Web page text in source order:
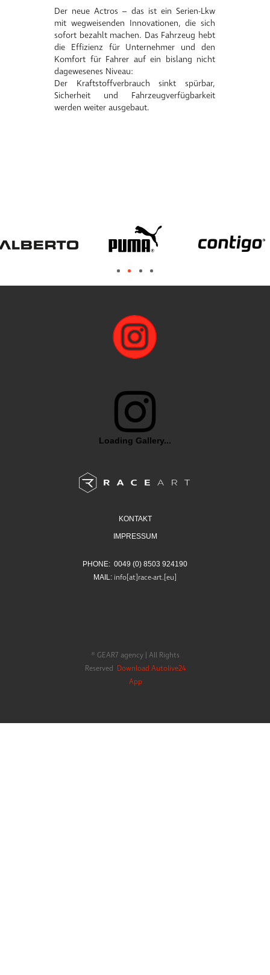
Der neue Actros – das ist ein Serien-Lkw
mit wegweisenden Innovationen, die sich
sofort bezahlt machen. Das Fahrzeug hebt
die Effizienz für Unternehmer und den
Komfort für Fahrer auf ein bislang nicht
dagewesenes Niveau:
Der Kraftstoffverbrauch sinkt spürbar,
Sicherheit und Fahrzeugverfügbarkeit
werden weiter ausgebaut.
Loading Gallery...
KONTAKT
IMPRESSUM
PHONE: 0049 (0) 8503 924190
MAIL: info[at]race-art.[eu]
® GEAR7 agency | All Rights
Reserved Download Autolive24
App